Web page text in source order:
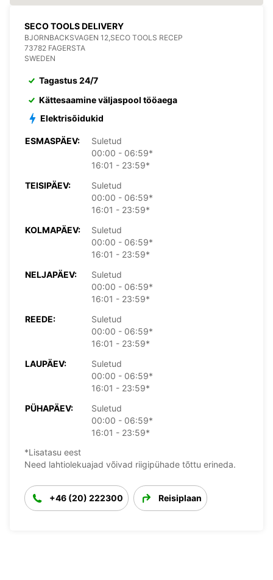
SECO TOOLS DELIVERY
BJORNBACKSVAGEN 12,SECO TOOLS RECEP
73782 FAGERSTA
SWEDEN
Tagastus 24/7
Kättesaamine väljaspool tööaega
Elektrisõidukid
ESMASPÄEV:
Suletud
00:00 - 06:59*
16:01 - 23:59*
TEISIPÄEV:
Suletud
00:00 - 06:59*
16:01 - 23:59*
KOLMAPÄEV:
Suletud
00:00 - 06:59*
16:01 - 23:59*
NELJAPÄEV:
Suletud
00:00 - 06:59*
16:01 - 23:59*
REEDE:
Suletud
00:00 - 06:59*
16:01 - 23:59*
LAUPÄEV:
Suletud
00:00 - 06:59*
16:01 - 23:59*
PÜHAPÄEV:
Suletud
00:00 - 06:59*
16:01 - 23:59*
*Lisatasu eest
Need lahtiolekuajad võivad riigipühade tõttu erineda.
+46 (20) 222300 Reisiplaan